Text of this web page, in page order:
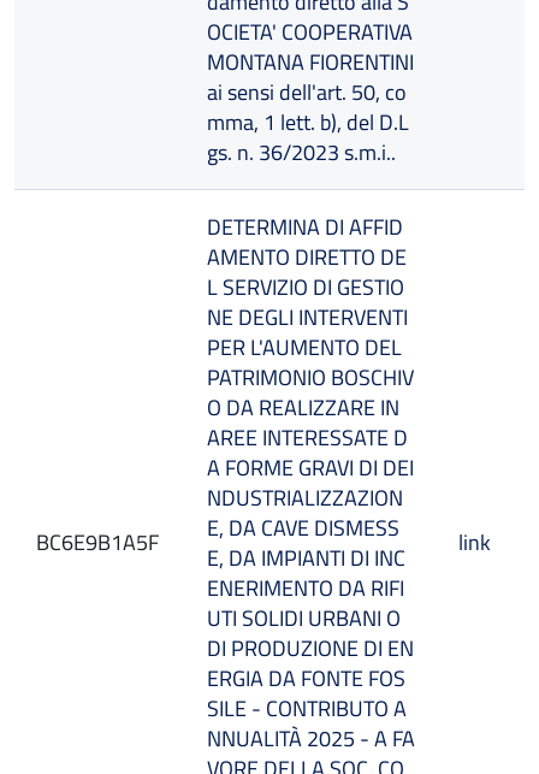
OCIETA' COOPERATIVA
MONTANA FIORENTINI
ai sensi dell'art. 50, co
mma, 1 lett. b), del D.L
gs. n. 36/2023 s.m.i..
BC6E9B1A5F
DETERMINA DI AFFID
AMENTO DIRETTO DE
L SERVIZIO DI GESTIO
NE DEGLI INTERVENTI
PER L'AUMENTO DEL
PATRIMONIO BOSCHIV
O DA REALIZZARE IN
AREE INTERESSATE D
A FORME GRAVI DI DEI
NDUSTRIALIZZAZION
E, DA CAVE DISMESS
E, DA IMPIANTI DI INC
ENERIMENTO DA RIFI
UTI SOLIDI URBANI O
DI PRODUZIONE DI EN
ERGIA DA FONTE FOS
SILE - CONTRIBUTO A
NNUALITÀ 2025 - A FA
link